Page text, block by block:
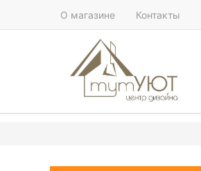
О магазине Контакты